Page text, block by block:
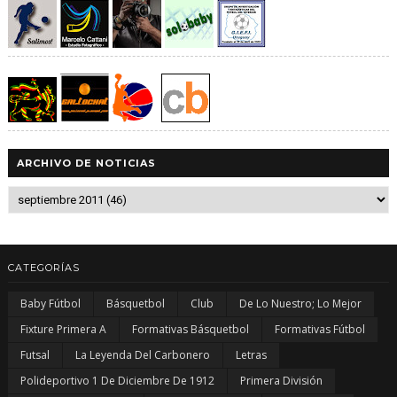
ARCHIVO DE NOTICIAS
CATEGORÍAS
Baby Fútbol Básquetbol Club
De Lo Nuestro; Lo Mejor
Fixture Primera A
Formativas Básquetbol
Formativas Fútbol
Futsal
La Leyenda Del Carbonero
Letras
Polideportivo 1 De Diciembre De 1912
Primera División